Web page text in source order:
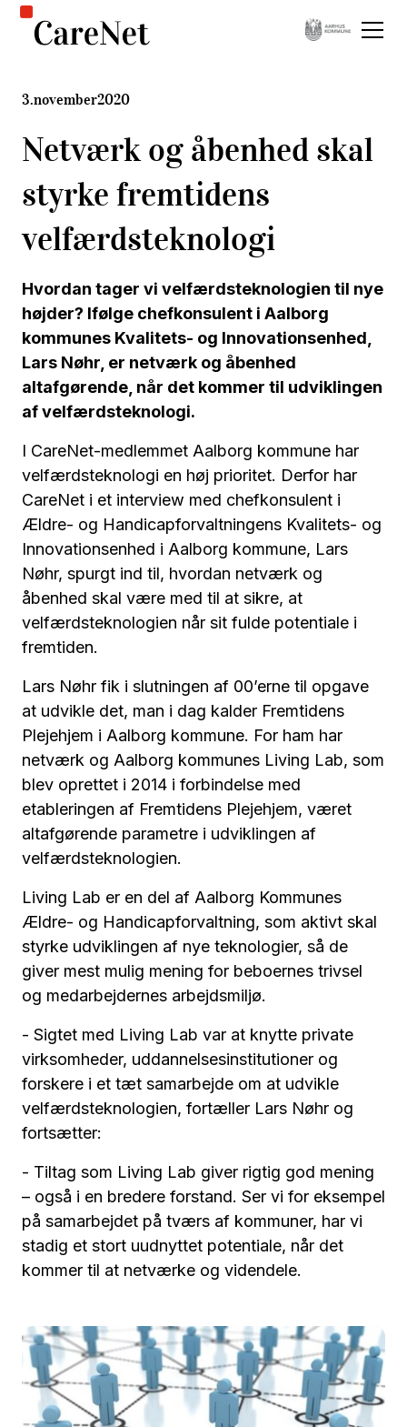
3.november2020
Netværk og åbenhed skal
styrke fremtidens
velfærdsteknologi
Hvordan tager vi velfærdsteknologien til nye
højder? Ifølge chefkonsulent i Aalborg
kommunes Kvalitets- og Innovationsenhed,
Lars Nøhr, er netværk og åbenhed
altafgørende, når det kommer til udviklingen
af velfærdsteknologi.
I CareNet-medlemmet Aalborg kommune har
velfærdsteknologi en høj prioritet. Derfor har
CareNet i et interview med chefkonsulent i
Ældre- og Handicapforvaltningens Kvalitets- og
Innovationsenhed i Aalborg kommune, Lars
Nøhr, spurgt ind til, hvordan netværk og
åbenhed skal være med til at sikre, at
velfærdsteknologien når sit fulde potentiale i
fremtiden.
Lars Nøhr fik i slutningen af 00’erne til opgave
at udvikle det, man i dag kalder Fremtidens
Plejehjem i Aalborg kommune. For ham har
netværk og Aalborg kommunes Living Lab, som
blev oprettet i 2014 i forbindelse med
etableringen af Fremtidens Plejehjem, været
altafgørende parametre i udviklingen af
velfærdsteknologien.
Living Lab er en del af Aalborg Kommunes
Ældre- og Handicapforvaltning, som aktivt skal
styrke udviklingen af nye teknologier, så de
giver mest mulig mening for beboernes trivsel
og medarbejdernes arbejdsmiljø.
- Sigtet med Living Lab var at knytte private
virksomheder, uddannelsesinstitutioner og
forskere i et tæt samarbejde om at udvikle
velfærdsteknologien, fortæller Lars Nøhr og
fortsætter:
- Tiltag som Living Lab giver rigtig god mening
– også i en bredere forstand. Ser vi for eksempel
på samarbejdet på tværs af kommuner, har vi
stadig et stort uudnyttet potentiale, når det
kommer til at netværke og videndele.